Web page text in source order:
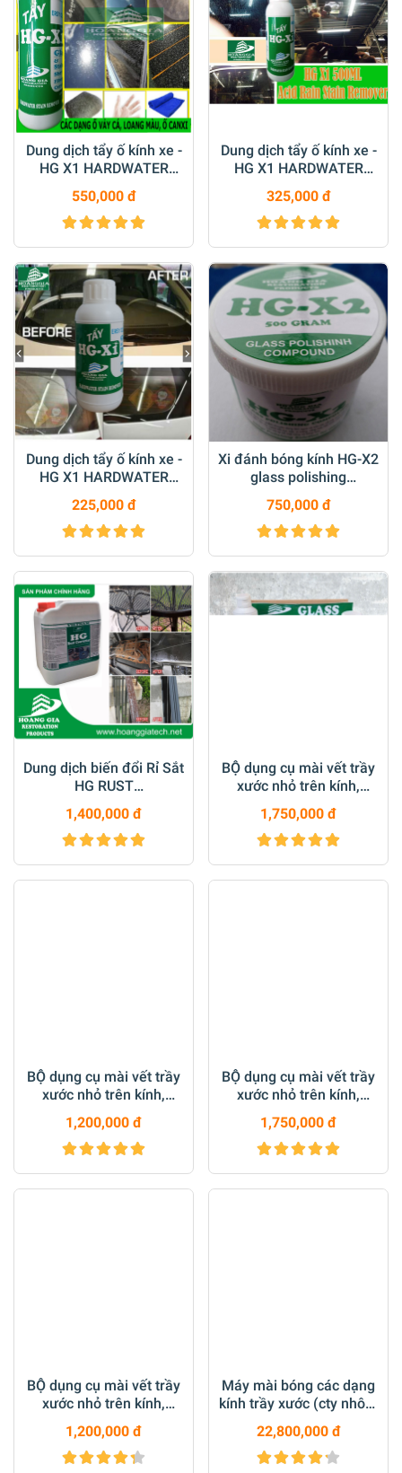
Dung dịch tẩy ố kính xe -
HG X1 HARDWATER
STAIN REMOVER for Car
1000 ML
550,000 đ
Dung dịch tẩy ố kính xe -
HG X1 HARDWATER
STAIN REMOVER for Car
500 ML
325,000 đ
Dung dịch tẩy ố kính xe -
HG X1 HARDWATER
STAIN REMOVER for Car
250 ML
225,000 đ
Xi đánh bóng kính HG-X2
glass polishing
compount 500 gr
750,000 đ
Dung dịch biến đổi Rỉ Sắt
HG RUST
CONVERTER5000ML
1,400,000 đ
BỘ dụng cụ mài vết trầy
xước nhỏ trên kính,
gương loại 3inch M6
M14
1,750,000 đ
BỘ dụng cụ mài vết trầy
xước nhỏ trên kính,
gương loại 2inch M14
1,200,000 đ
BỘ dụng cụ mài vết trầy
xước nhỏ trên kính,
gương loại 3inch M14
1,750,000 đ
BỘ dụng cụ mài vết trầy
xước nhỏ trên kính,
gương loại 2inch M14
1,200,000 đ
Máy mài bóng các dạng
kính trầy xước (cty nhôm
kính, chăm sóc xe, nhà
máy kính)
22,800,000 đ